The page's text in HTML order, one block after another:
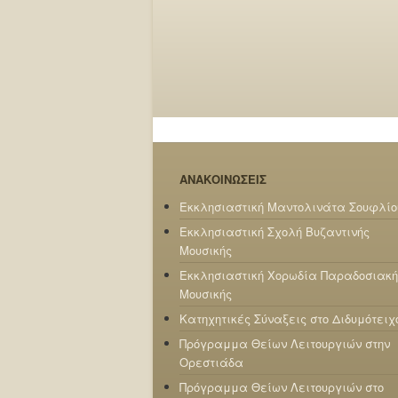
ΑΝΑΚΟΙΝΩΣΕΙΣ
Εκκλησιαστική Μαντολινάτα
Εκκλησιαστική Σχολή Βυζαντινής
Μουσικής
Εκκλησιαστική Χορωδία
Μουσικής
Κατηχητικές Σύναξεις στο
Πρόγραμμα Θείων Λειτουργιών στην
Ορεστιάδα
Πρόγραμμα Θείων Λειτουργιών στο